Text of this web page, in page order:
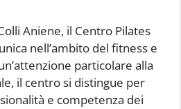
Aniene, il Centro Pilates
nell’ambito del fitness e
particolare alla
il centro si distingue per
e competenza dei